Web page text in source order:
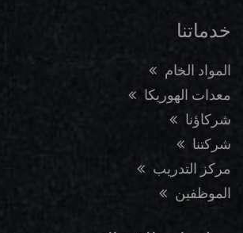
خدماتنا
المواد الخام
معدات الهوريكا
شركاؤنا
شركتنا
مركز التدريب
الموظفين